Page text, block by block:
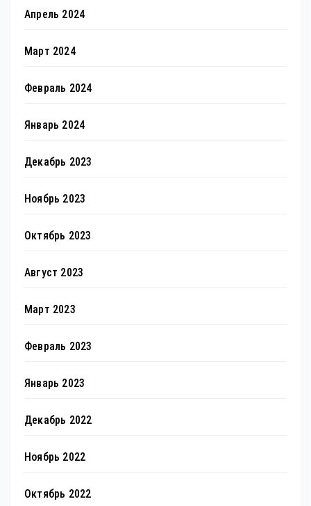
Апрель 2024
Март 2024
Февраль 2024
Январь 2024
Декабрь 2023
Ноябрь 2023
Октябрь 2023
Август 2023
Март 2023
Февраль 2023
Январь 2023
Декабрь 2022
Ноябрь 2022
Октябрь 2022